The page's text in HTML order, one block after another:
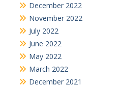
December 2022
November 2022
July 2022
June 2022
May 2022
March 2022
December 2021